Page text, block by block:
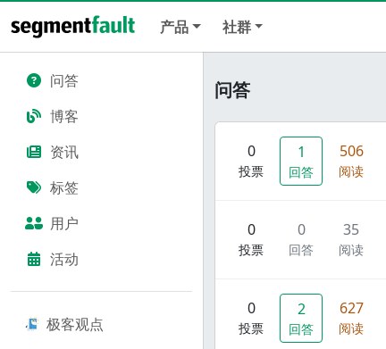
产品 社群
问答
博客
资讯
标签
用户
活动
极客观点
问答
0
投票
1
回答
506
阅读
0
投票
0
回答
35
阅读
0
投票
2
回答
627
阅读